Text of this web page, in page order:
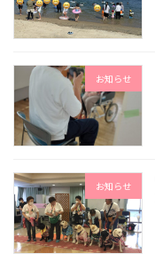
お知らせ
お知らせ